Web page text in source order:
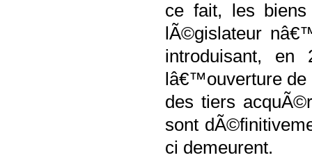
ce fait, l es
lÃ©gislateur
introduisant,
lâ€™ouverture
des tiers
sont
ci demeurent.